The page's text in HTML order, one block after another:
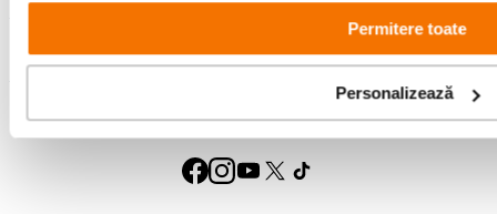
Permitere toate
Personalizează
F64 Studio